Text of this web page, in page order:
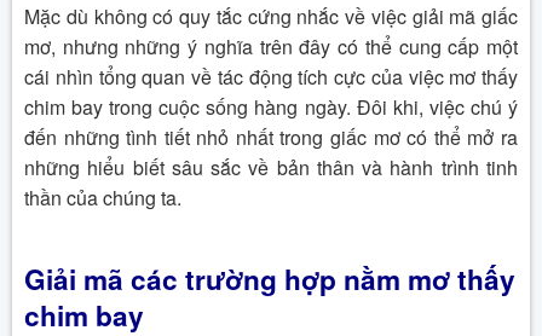
Mặc dù không có quy tắc cứng nhắc về việc giải mã giấc
mơ, nhưng những ý nghĩa trên đây có thể cung cấp một
cái nhìn tổng quan về tác động tích cực của việc mơ thấy
chim bay trong cuộc sống hàng ngày. Đôi khi, việc chú ý
đến những tình tiết nhỏ nhất trong giấc mơ có thể mở ra
những hiểu biết sâu sắc về bản thân và hành trình tinh
thần của chúng ta.
Giải mã các trường hợp nằm mơ thấy
chim bay